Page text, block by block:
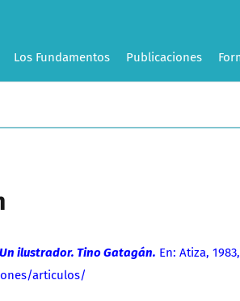
Los Fundamentos Publicaciones
Un ilustrador. Tino Gatagán. En: Atiza,
articulos/